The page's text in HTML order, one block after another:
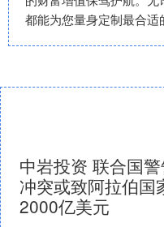
都能为您量身定制最合适
中岩投资 联合国
冲突或致阿拉伯国
2000亿美元